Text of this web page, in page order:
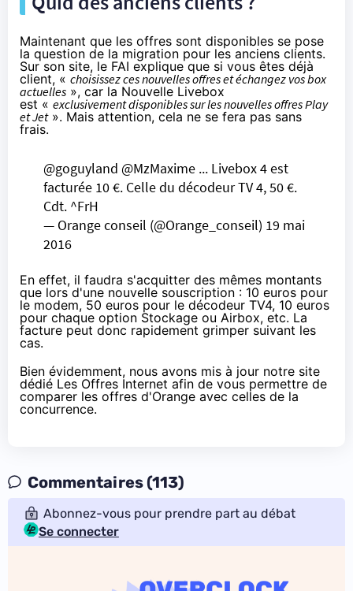
Maintenant que les offres sont disponibles se pose
la question de la migration pour les anciens clients.
Sur son site, le FAI explique que si vous êtes déjà
client, « choisissez ces nouvelles offres et échangez vos box
actuelles », car la Nouvelle Livebox
est « exclusivement disponibles sur les nouvelles offres Play
et Jet». Mais attention, cela ne se fera pas sans
frais.
@goguyland @MzMaxime ... Livebox4 est
facturée 10 €. Celle du décodeur TV 4, 50 €.
Cdt. ^FrH
— Orangeconseil (@Orange _conseil) 19 mai
2016
En effet, il faudra s'acquitter des mêmes montants
que lors d'une nouvelle souscription : 10 euros pour
le modem, 50 euros pour le décodeur TV4, 10 euros
pour chaque option Stockage ou Airbox, etc. La
facture peut donc rapidement grimper suivant les
cas.
Bien évidemment, nous avons mis à jour notre site
dédié Les Offres Internet afin de vous permettre de
comparer les offres d'Orange avec celles de la
concurrence.
Commentaires (113)
Abonnez-vous pour prendre part au débat
Se connecter